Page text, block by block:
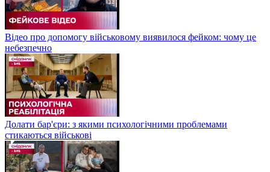
Відео про допомогу військовому виявилося фейком: чому це
небезпечно
Долати бар'єри: з якими психологічними проблемами
стикаються військові